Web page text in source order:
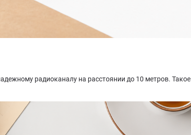
радиоканалу на расстоянии до 10 метров.